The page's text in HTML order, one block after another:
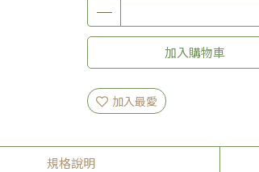
加入購物車
加入最愛
規格說明